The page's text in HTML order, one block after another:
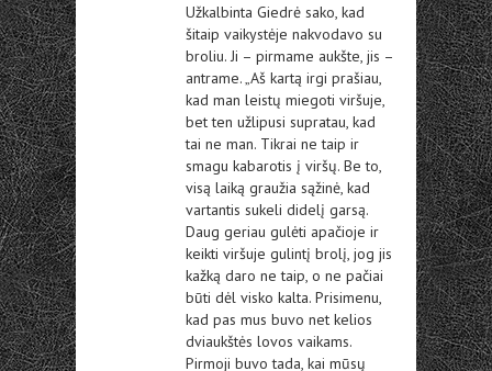
Užkalbinta Giedrė sako, kad
šitaip vaikystėje nakvodavo su
broliu. Ji – pirmame aukšte, jis –
antrame. „Aš kartą irgi prašiau,
kad man leistų miegoti viršuje,
bet ten užlipusi supratau, kad
tai ne man. Tikrai ne taip ir
smagu kabarotis į viršų. Be to,
visą laiką graužia sąžinė, kad
vartantis sukeli didelį garsą.
Daug geriau gulėti apačioje ir
keikti viršuje gulintį brolį, jog jis
kažką daro ne taip, o ne pačiai
būti dėl visko kalta. Prisimenu,
kad pas mus buvo net kelios
dviaukštės lovos vaikams.
Pirmoji buvo tada, kai mūsų